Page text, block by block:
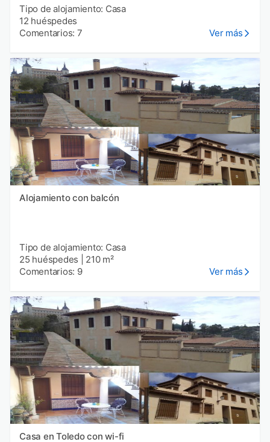
Tipo de alojamiento: Casa
12 huéspedes
Comentarios: 7
Ver más
Alojamiento con balcón
Tipo de alojamiento: Casa
25 huéspedes
210 m²
Comentarios: 9
Ver más
Casa en Toledo con wi-fi